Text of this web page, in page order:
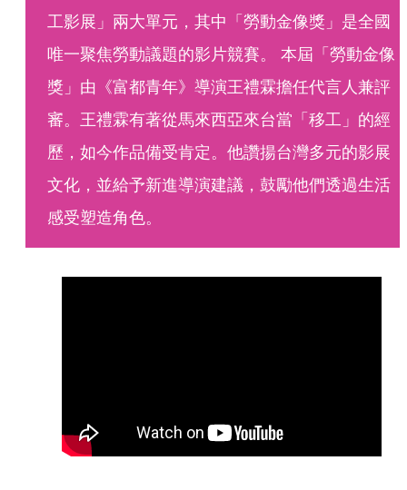
工影展」兩大單元，其中「勞動金像獎」是全國
唯一聚焦勞動議題的影片競賽。 本屆「勞動金像
獎」由《富都青年》導演王禮霖擔任代言人兼評
審。王禮霖有著從馬來西亞來台當「移工」的經
歷，如今作品備受肯定。他讚揚台灣多元的影展
文化，並給予新進導演建議，鼓勵他們透過生活
感受塑造角色。